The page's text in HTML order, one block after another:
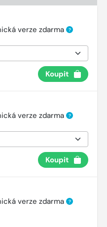
verze zdarma ?
Koupit
verze zdarma ?
Koupit
verze zdarma ?